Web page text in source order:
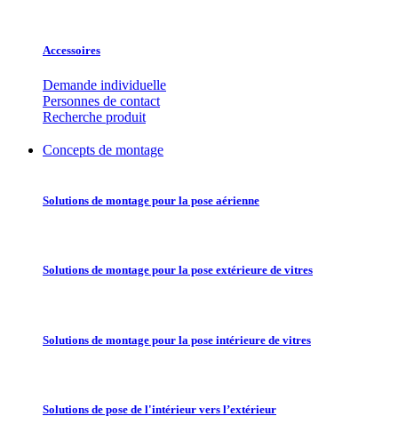
Accessoires
Demande individuelle
Personnes de contact
Recherche produit
Concepts de montage
Solutions de montage pour la pose aérienne
Solutions de montage pour la pose extérieure de vitres
Solutions de montage pour la pose intérieure de vitres
Solutions de pose de l'intérieur vers l’extérieur